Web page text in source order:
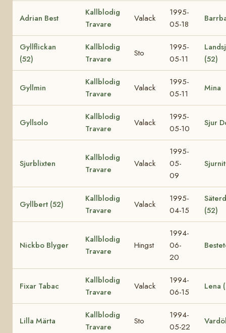
Adrian Best
Kallblodig
Travare
Valack
1995-
05-18
Gyllflickan
(52)
Kallblodig
Travare
Sto
1995-
05-11
(52)
Gyllmin
Kallblodig
Travare
Valack
1995-
05-11
Mina
Gyllsolo
Kallblodig
Travare
Valack
1995-
05-10
Sjur
Sjurblixten
Kallblodig
Travare
Valack
1995-
05-
09
Gyllbert (52)
Kallblodig
Travare
Valack
1995-
04-15
(52)
Nickbo Blyger
Kallblodig
Travare
Hingst
1994-
06-
20
Fixar Tabac
Kallblodig
Travare
Valack
1994-
06-15
Lena
Lilla Märta
Kallblodig
Travare
Sto
1994-
05-22